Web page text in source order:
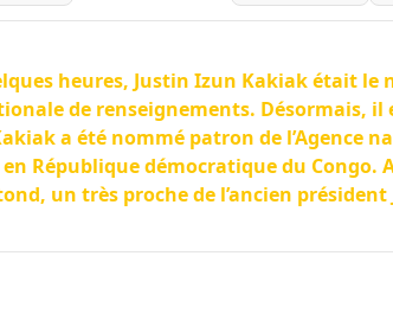
heures, Justin Izun Kakiak était le
de renseignements. Désormais, il
a été nommé patron de l’Agence
République démocratique du Congo.
un très proche de l’ancien président